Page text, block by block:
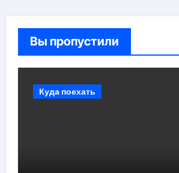
Вы пропустили
Куда поехать